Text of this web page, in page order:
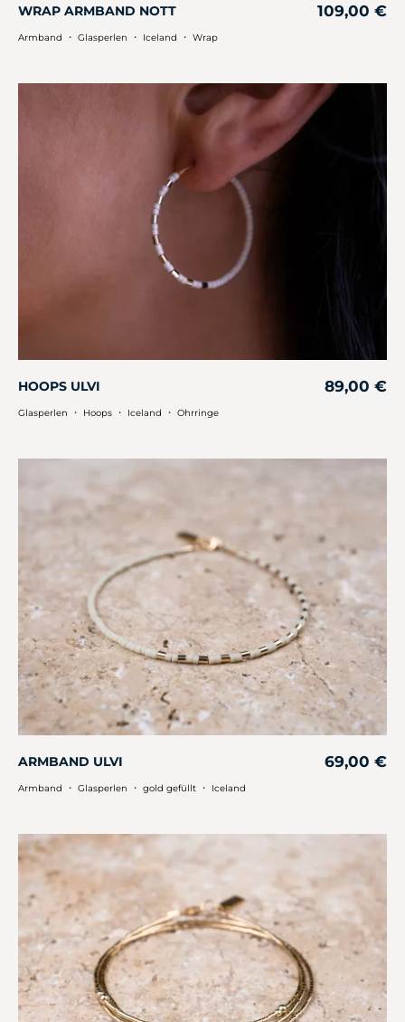
WRAP ARMBAND NOTT 109,00 €
Armband ・ Glasperlen ・ Iceland ・ Wrap
HOOPS ULVI 89,00 €
Glasperlen ・ Hoops ・ Iceland ・ Ohrringe
ARMBAND ULVI 69,00 €
Armband ・ Glasperlen ・ gold gefüllt ・ Iceland